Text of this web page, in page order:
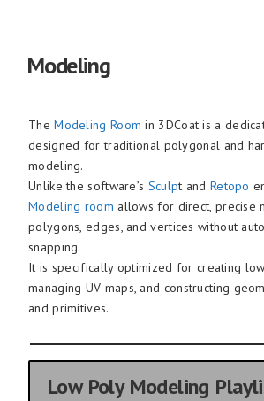
Modeling
TheModeling Room in 3DCoat is a
designed for traditional polygonal and
modeling.
Unlike the software’s Sculpt and Retopo
Modeling room allows for direct, precise
polygons, edges, and vertices without
snapping.
It is specifically optimized for creating
managing UV maps, and constructing
and primitives.
Low Poly Modeling